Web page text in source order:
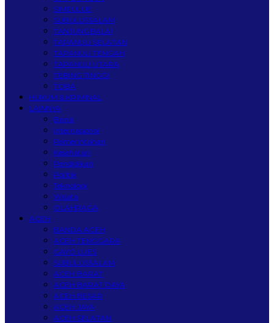
SIMEULUE
SUBULUSSALAM
TANJUNGBALAI
TAPANULI SELATAN
TAPANULI TENGAH
TAPANULI UTARA
TEBING TINGGI
TOBA
HUKUM & KRIMINAL
LAINNYA
Bisnis
Internasional
Pemerintahan
Kesehatan
Pendidikan
Politik
Teknologi
Wisata
OLAHRAGA
ACEH
BANDA ACEH
ACEH TENGGARA
GAYO LUES
SUBULUSSALAM
ACEH BARAT
ACEH BARAT DAYA
ACEH BESAR
ACEH JAYA
ACEH SELATAN